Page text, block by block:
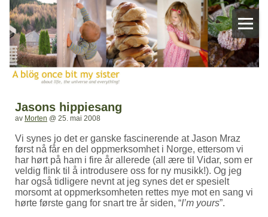
Jasons hippiesang
av Morten @ 25. mai 2008
Vi synes jo det er ganske fascinerende at Jason Mraz
først nå får en del oppmerksomhet i Norge, ettersom vi
har hørt på ham i fire år allerede (all ære til Vidar, som er
veldig flink til å introdusere oss for ny musikk!). Og jeg
har også tidligere nevnt at jeg synes det er spesielt
morsomt at oppmerksomheten rettes mye mot en sang vi
hørte første gang for snart tre år siden, “I’m yours”.